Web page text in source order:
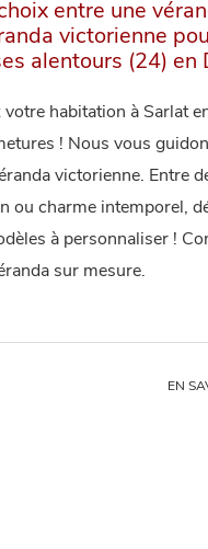
entre une
victorienne
alentours (24) en
votre habitation à Sarlat
! Nous vous
victorienne. Entre
ou charme intemporel,
à personnaliser !
sur mesure.
EN